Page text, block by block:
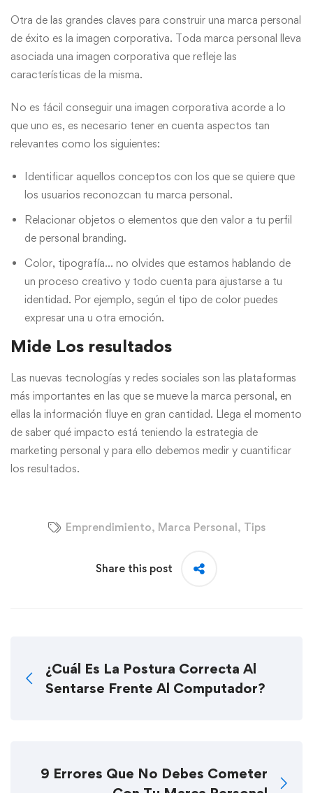
Otra de las grandes claves para construir una marca personal
de éxito es la imagen corporativa. Toda marca personal lleva
asociada una imagen corporativa que refleje las
características de la misma.
No es fácil conseguir una imagen corporativa acorde a lo
que uno es, es necesario tener en cuenta aspectos tan
relevantes como los siguientes:
Identificar aquellos conceptos con los que se quiere que
los usuarios reconozcan tu marca personal.
Relacionar objetos o elementos que den valor a tu perfil
de personal branding.
Color, tipografía… no olvides que estamos hablando de
un proceso creativo y todo cuenta para ajustarse a tu
identidad. Por ejemplo, según el tipo de color puedes
expresar una u otra emoción.
Mide Los resultados
Las nuevas tecnologías y redes sociales son las plataformas
más importantes en las que se mueve la marca personal, en
ellas la información fluye en gran cantidad. Llega el momento
de saber qué impacto está teniendo la estrategia de
marketing personal y para ello debemos medir y cuantificar
los resultados.
Emprendimiento, Marca Personal , Tips
Share this post
¿Cuál Es La Postura Correcta Al
Sentarse Frente Al Computador?
9 Errores Que No Debes Cometer